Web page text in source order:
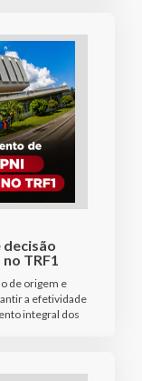
TRF1
de origem e
a efetividade
integral dos